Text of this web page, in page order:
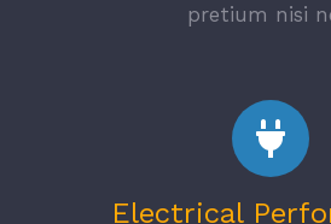
pretium nisi
Electrical